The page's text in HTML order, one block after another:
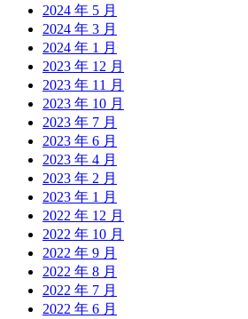
2024 年 5 月
2024 年 3 月
2024 年 1 月
2023 年 12 月
2023 年 11 月
2023 年 10 月
2023 年 7 月
2023 年 6 月
2023 年 4 月
2023 年 2 月
2023 年 1 月
2022 年 12 月
2022 年 10 月
2022 年 9 月
2022 年 8 月
2022 年 7 月
2022 年 6 月